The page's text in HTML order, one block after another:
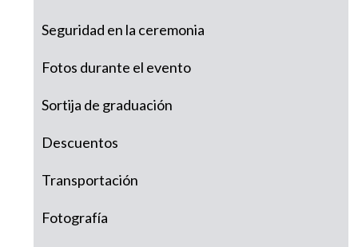
Seguridad en la ceremonia
Fotos durante el evento
Sortija de graduación
Descuentos
Transportación
Fotografía